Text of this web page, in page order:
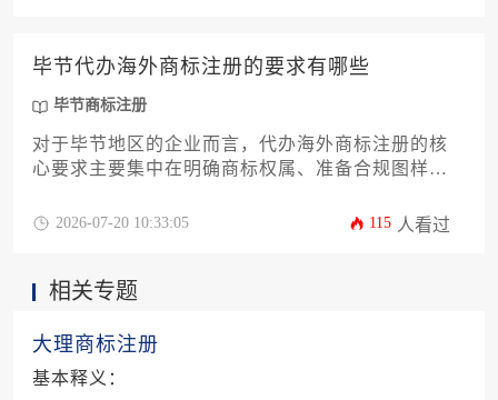
毕节代办海外商标注册的要求有哪些
毕节商标注册
对于毕节地区的企业而言，代办海外商标注册的核
心要求主要集中在明确商标权属、准备合规图样、
构，并完成相应的公证认证等法律手续，以确保品
2026-07-20 10:33:05 115 人看过
相关专题
大理商标注册
基本释义：